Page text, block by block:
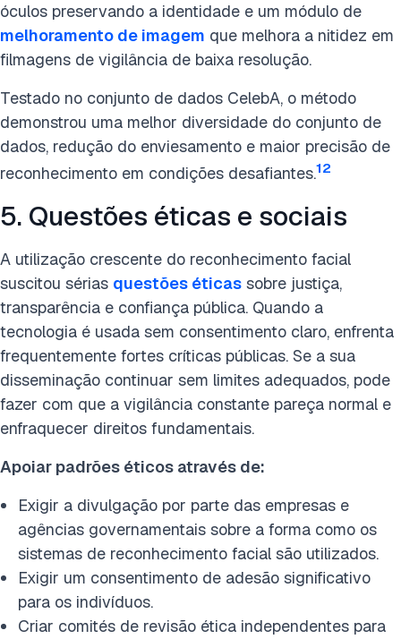
óculos preservando a identidade e um módulo de
melhoramento de imagem que melhora a nitidez em
filmagens de vigilância de baixa resolução.
Testado no conjunto de dados CelebA, o método
demonstrou uma melhor diversidade do conjunto de
dados, redução do enviesamento e maior precisão de
reconhecimento em condições desafiantes.12
5. Questões éticas e sociais
A utilização crescente do reconhecimento facial
suscitou sérias questões éticas sobre justiça,
transparência e confiança pública. Quando a
tecnologia é usada sem consentimento claro, enfrenta
frequentemente fortes críticas públicas. Se a sua
disseminação continuar sem limites adequados, pode
fazer com que a vigilância constante pareça normal e
enfraquecer direitos fundamentais.
Apoiar padrões éticos através de:
Exigir a divulgação por parte das empresas e
agências governamentais sobre a forma como os
sistemas de reconhecimento facial são utilizados.
Exigir um consentimento de adesão significativo
para os indivíduos.
Criar comités de revisão ética independentes para